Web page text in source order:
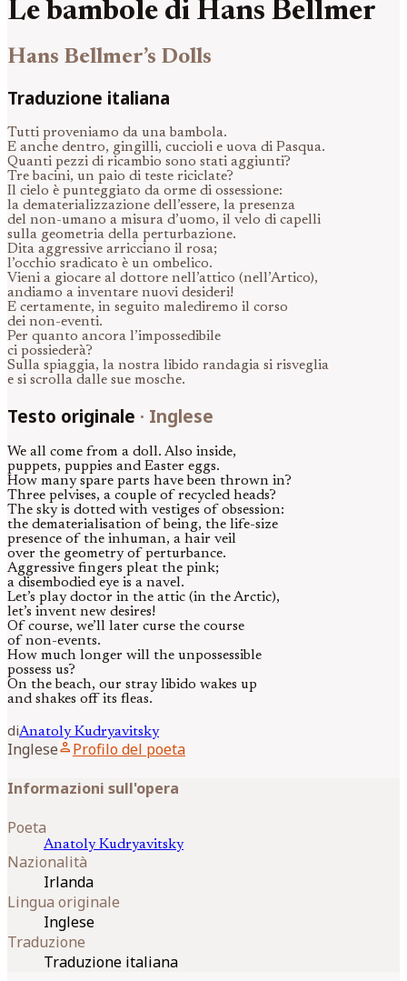
Le bambole di Hans Bellmer
Hans Bellmer’s Dolls
Traduzione italiana
Tutti proveniamo da una bambola.
E anche dentro, gingilli, cuccioli e uova di Pasqua.
Quanti pezzi di ricambio sono stati aggiunti?
Tre bacini, un paio di teste riciclate?
Il cielo è punteggiato da orme di ossessione:
la dematerializzazione dell’essere, la presenza
del non-umano a misura d’uomo, il velo di capelli
sulla geometria della perturbazione.
Dita aggressive arricciano il rosa;
l’occhio sradicato è un ombelico.
Vieni a giocare al dottore nell’attico (nell’Artico),
andiamo a inventare nuovi desideri!
E certamente, in seguito malediremo il corso
dei non-eventi.
Per quanto ancora l’impossedibile
ci possiederà?
Sulla spiaggia, la nostra libido randagia si risveglia
e si scrolla dalle sue mosche.
Testo originale · Inglese
We all come from a doll. Also inside,
puppets, puppies and Easter eggs.
How many spare parts have been thrown in?
Three pelvises, a couple of recycled heads?
The sky is dotted with vestiges of obsession:
the dematerialisation of being, the life-size
presence of the inhuman, a hair veil
over the geometry of perturbance.
Aggressive fingers pleat the pink;
a disembodied eye is a navel.
Let’s play doctor in the attic (in the Arctic),
let’s invent new desires!
Of course, we’ll later curse the course
of non-events.
How much longer will the unpossessible
possess us?
On the beach, our stray libido wakes up
and shakes off its fleas.
diAnatoly Kudryavitsky
Ingleseperson Profilo del poeta
Informazioni sull'opera
Poeta
Anatoly Kudryavitsky
Nazionalità
Irlanda
Lingua originale
Inglese
Traduzione
Traduzione italiana